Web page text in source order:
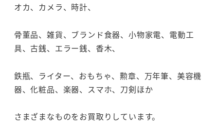
オカ、カメラ、時計、
骨董品、雑貨、ブランド食器、小物家電、電動工
具、古銭、エラー銭、香木、
鉄瓶、ライター、おもちゃ、勲章、万年筆、美容機
器、化粧品、楽器、スマホ、刀剣ほか
さまざまなものをお買取りしています。